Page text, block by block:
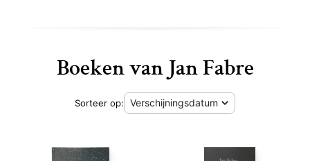
Boeken van Jan Fabre
Sorteer op: